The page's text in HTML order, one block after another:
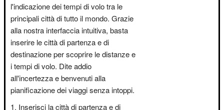
l'indicazione dei tempi di volo tra le
principali città di tutto il mondo. Grazie
alla nostra interfaccia intuitiva, basta
inserire le città di partenza e di
destinazione per scoprire le distanze e
i tempi di volo. Dite addio
all'incertezza e benvenuti alla
pianificazione dei viaggi senza intoppi.
Inserisci la città di partenza e di